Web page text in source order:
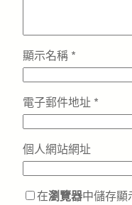
顯示名稱 *
電子郵件地址 *
個人網站網址
在瀏覽器中儲存顯